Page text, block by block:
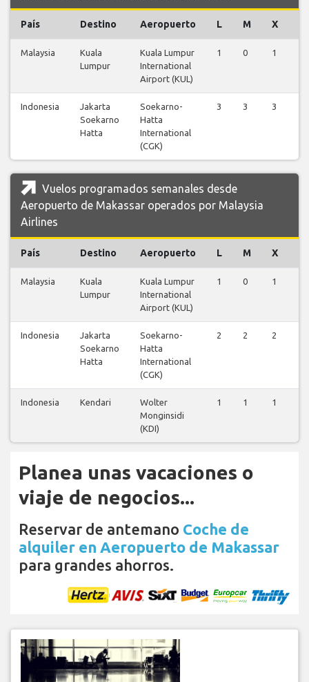
País Destino Aeropuerto L M X
Malaysia
Kuala
Lumpur
Kuala Lumpur
International
Airport (KUL)
1 0 1
Indonesia
Jakarta
Soekarno
Hatta
Soekarno-
Hatta
International
(CGK)
3 3 3
Vuelos programados semanales desde
Aeropuerto de Makassar operados por Malaysia
Airlines
País Destino Aeropuerto L M X
Malaysia
Kuala
Lumpur
Kuala Lumpur
International
Airport (KUL)
1 0 1
Indonesia
Jakarta
Soekarno
Hatta
Soekarno-
Hatta
International
(CGK)
2 2 2
Indonesia Kendari
Wolter
Monginsidi
(KDI)
1 1 1
Planea unas vacaciones o
viaje de negocios...
Reservar de antemano Coche de
alquiler en Aeropuerto de Makassar
para grandes ahorros.